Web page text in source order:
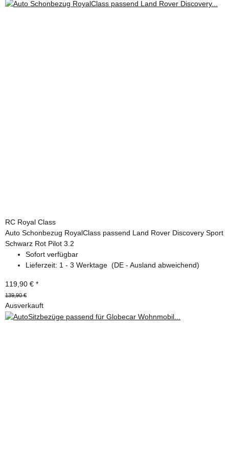
RC Royal Class
Auto Schonbezug RoyalClass passend Land Rover Discovery Sport
Schwarz Rot Pilot 3.2
Sofort verfügbar
Lieferzeit: 1 - 3 Werktage (DE - Ausland abweichend)
119,90 € *
139,90 €
Ausverkauft